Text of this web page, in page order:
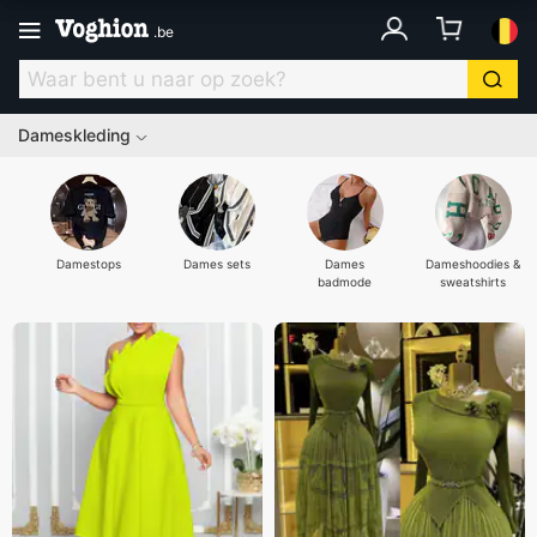
.be
Dameskleding
Damestops Dames sets
Dames
badmode
Dameshoodies &
sweatshirts